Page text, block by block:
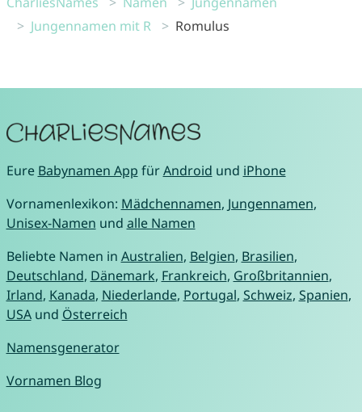
Jungennamen mit R
Romulus
Eure Babynamen App fürAndroid und iPhone
Vornamenlexikon: Mädchennamen, Jungennamen,
Unisex-Namen und alle Namen
Beliebte Namen in Australien, Belgien, Brasilien,
Deutschland, Dänemark, Frankreich, Großbritannien,
Irland, Kanada, Niederlande, Portugal, Schweiz, Spanien,
USAund Österreich
Namensgenerator
Vornamen Blog